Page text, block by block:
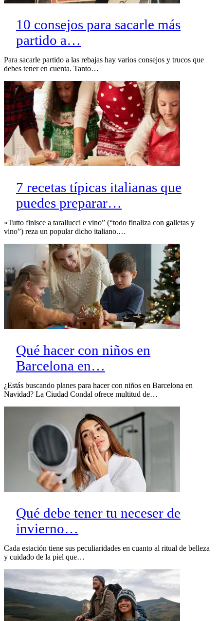
10 consejos para sacarle más
partido a…
Para sacarle partido a las rebajas hay varios consejos y trucos que
debes tener en cuenta. Tanto…
7 recetas típicas italianas que
puedes preparar…
«Tutto finisce a tarallucci e vino” (“todo finaliza con galletas y
vino”) reza un popular dicho italiano.…
Qué hacer con niños en
Barcelona en…
¿Estás buscando planes para hacer con niños en Barcelona en
Navidad? La Ciudad Condal ofrece multitud de…
Qué debe tener tu neceser de
invierno…
Cada estación tiene sus peculiaridades en cuanto al ritual de belleza
y cuidado de la piel que…